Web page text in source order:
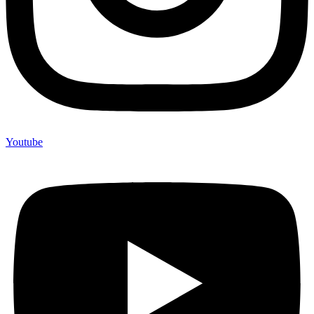
Youtube